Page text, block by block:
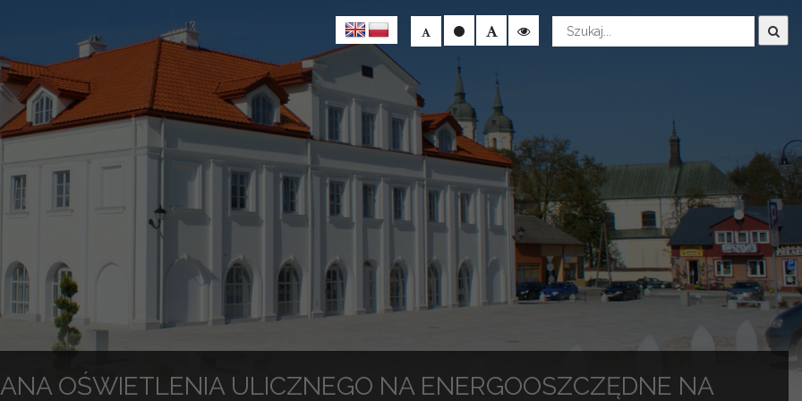
Wyszukaj
OŚWIETLENIA ULICZNEGO NA ENERGOOSZCZĘDNE NA